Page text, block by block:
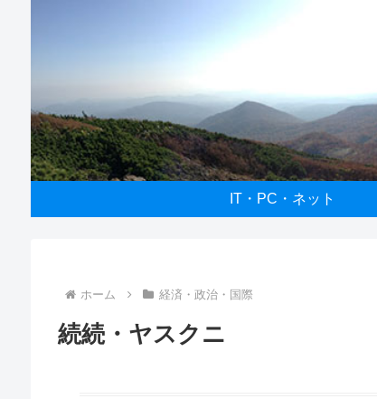
IT・PC・ネット
ホーム 経済・政治・国際
続続・ヤスクニ